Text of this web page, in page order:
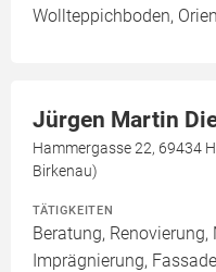
Wollteppichboden,
Jürgen Martin
Hammergasse 22, 69434
Birkenau)
TÄTIGKEITEN
Beratung, Renovierung,
Imprägnierung,